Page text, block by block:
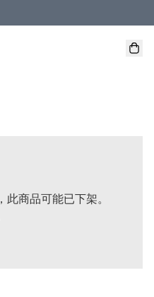
於 本地送貨、本地取貨 )
商品可能已下架。